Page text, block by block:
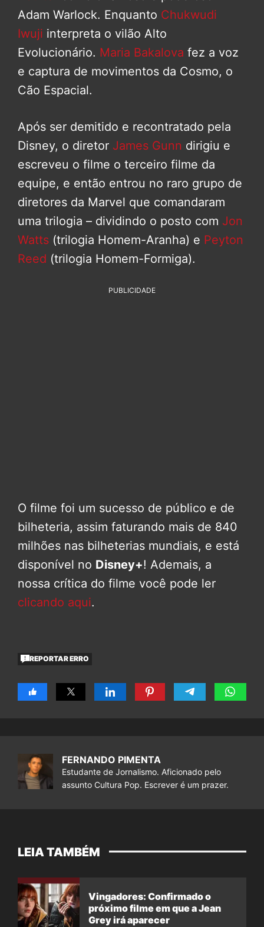
Adam Warlock. Enquanto Chukwudi
Iwuji interpreta o vilão Alto
Evolucionário. Maria Bakalova fez a voz
e captura de movimentos da Cosmo, o
Cão Espacial.
Após ser demitido e recontratado pela
Disney, o diretor James Gunn dirigiu e
escreveu o filme o terceiro filme da
equipe, e então entrou no raro grupo de
diretores da Marvel que comandaram
uma trilogia – dividindo o posto com Jon
Watts (trilogia Homem-Aranha) e Peyton
Reed (trilogia Homem-Formiga).
PUBLICIDADE
O filme foi um sucesso de público e de
bilheteria, assim faturando mais de 840
milhões nas bilheterias mundiais, e está
disponível no Disney+! Ademais, a
nossa crítica do filme você pode ler
clicando aqui.
REPORTAR ERRO
FERNANDO PIMENTA
Estudante de Jornalismo. Aficionado pelo
assunto Cultura Pop. Escrever é um prazer.
LEIA TAMBÉM
Vingadores: Confirmado o
próximo filme em que a Jean
Grey irá aparecer